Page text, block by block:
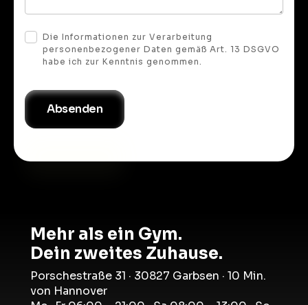
Die Informationen zur Verarbeitung
personenbezogener Daten gemäß Art. 13 DSGVO
habe ich zur Kenntnis genommen.
Mehr als ein Gym.
Dein zweites Zuhause.
Porschestraße 31 · 30827 Garbsen · 10 Min.
von Hannover